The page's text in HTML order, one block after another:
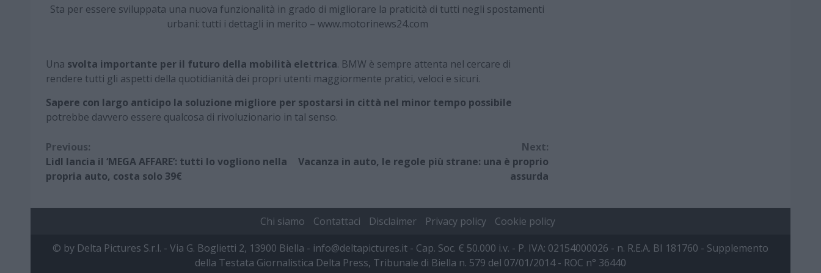
Sta per essere sviluppata una nuova funzionalità in grado di migliorare la praticità di tutti negli spostamenti
urbani: tutti i dettagli in merito – www.motorinews24.com
Una svolta importante per il futuro della mobilità elettrica. BMW è sempre attenta nel cercare di
rendere tutti gli aspetti della quotidianità dei propri utenti maggiormente pratici, veloci e sicuri.
Sapere con largo anticipo la soluzione migliore per spostarsi in città nel minor tempo possibile
potrebbe davvero essere qualcosa di rivoluzionario in tal senso.
Continue
Reading
Previous:
Lidl lancia il ‘MEGA AFFARE’: tutti lo vogliono nella
propria auto, costa solo 39€
Next:
Vacanza in auto, le regole più strane: una è proprio
assurda
Chi siamo Contattaci Disclaimer Privacy policy
Cookie policy
© by Delta Pictures S.r.l. - Via G. Boglietti 2, 13900 Biella - info@deltapictures.it - Cap. Soc. € 50.000 i.v. - P. IVA: 02154000026 - n. R.E.A. BI 181760 - Supplemento
della Testata Giornalistica Delta Press, Tribunale di Biella n. 579 del 07/01/2014 - ROC n° 36440